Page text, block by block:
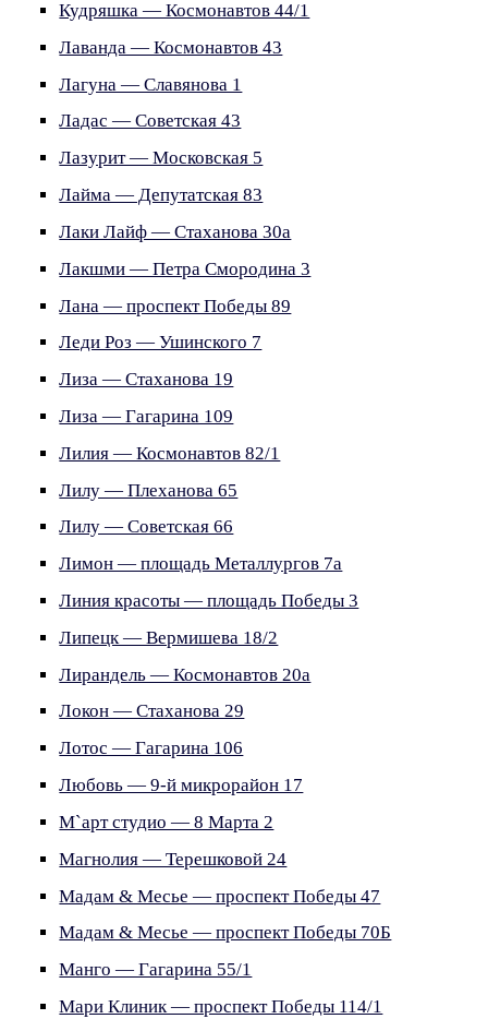
Кудряшка — Космонавтов 44/1
Лаванда — Космонавтов 43
Лагуна — Славянова 1
Ладас — Советская 43
Лазурит — Московская 5
Лайма — Депутатская 83
Лаки Лайф — Стаханова 30а
Лакшми — Петра Смородина 3
Лана — проспект Победы 89
Леди Роз — Ушинского 7
Лиза — Стаханова 19
Лиза — Гагарина 109
Лилия — Космонавтов 82/1
Лилу — Плеханова 65
Лилу — Советская 66
Лимон — площадь Металлургов 7а
Линия красоты — площадь Победы 3
Липецк — Вермишева 18/2
Лирандель — Космонавтов 20а
Локон — Стаханова 29
Лотос — Гагарина 106
Любовь — 9-й микрорайон 17
М`арт студио — 8 Марта 2
Магнолия — Терешковой 24
Мадам & Месье — проспект Победы 47
Мадам & Месье — проспект Победы 70Б
Манго — Гагарина 55/1
Мари Клиник — проспект Победы 114/1